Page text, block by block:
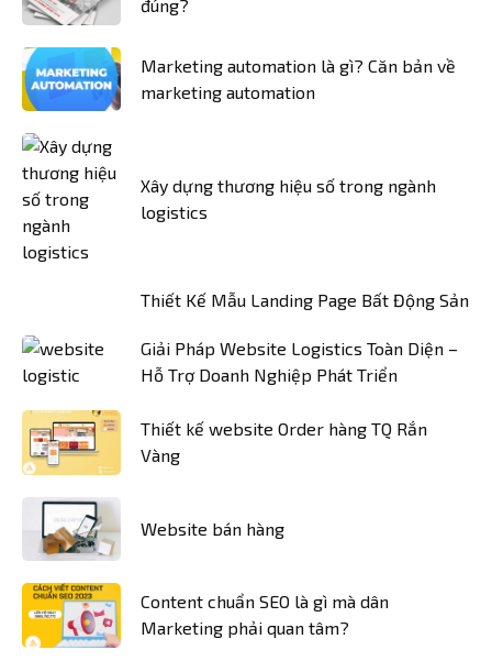
đúng?
Marketing automation là gì? Căn bản về
marketing automation
Xây dựng thương hiệu số trong ngành
logistics
Thiết Kế Mẫu Landing Page Bất Động Sản
Giải Pháp Website Logistics Toàn Diện –
Hỗ Trợ Doanh Nghiệp Phát Triển
Thiết kế website Order hàng TQ Rắn
Vàng
Website bán hàng
Content chuẩn SEO là gì mà dân
Marketing phải quan tâm?